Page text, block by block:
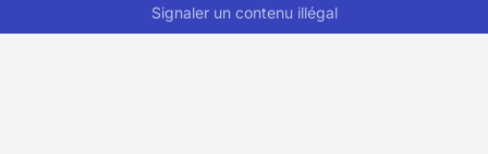
Signaler un contenu illégal